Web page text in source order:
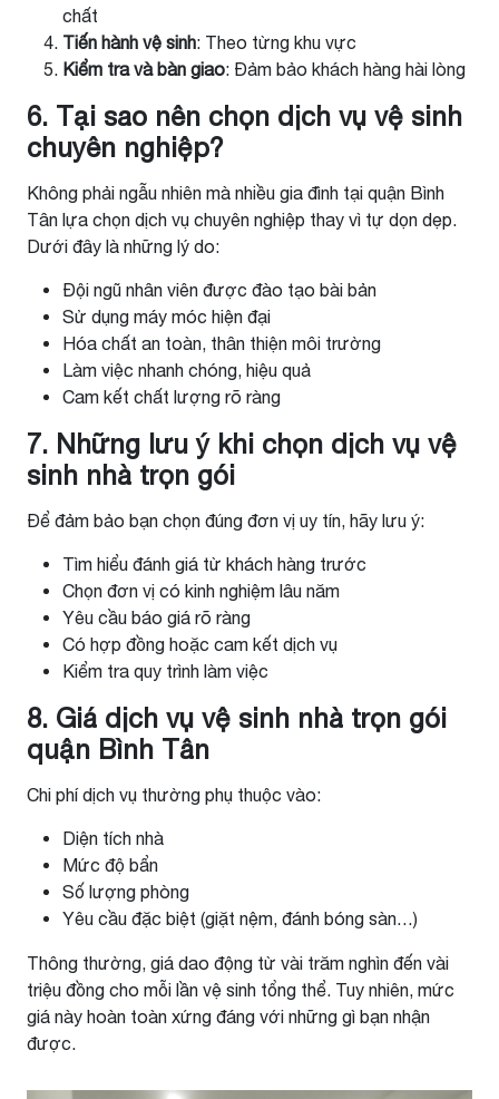
chất
Tiến hành vệ sinh: Theo từng khu vực
Kiểm tra và bàn giao: Đảm bảo khách hàng hài lòng
6. Tại sao nên chọn dịch vụ vệ sinh
chuyên nghiệp?
Không phải ngẫu nhiên mà nhiều gia đình tại quận Bình
Tân lựa chọn dịch vụ chuyên nghiệp thay vì tự dọn dẹp.
Dưới đây là những lý do:
Đội ngũ nhân viên được đào tạo bài bản
Sử dụng máy móc hiện đại
Hóa chất an toàn, thân thiện môi trường
Làm việc nhanh chóng, hiệu quả
Cam kết chất lượng rõ ràng
7. Những lưu ý khi chọn dịch vụ vệ
sinh nhà trọn gói
Để đảm bảo bạn chọn đúng đơn vị uy tín, hãy lưu ý:
Tìm hiểu đánh giá từ khách hàng trước
Chọn đơn vị có kinh nghiệm lâu năm
Yêu cầu báo giá rõ ràng
Có hợp đồng hoặc cam kết dịch vụ
Kiểm tra quy trình làm việc
8. Giá dịch vụ vệ sinh nhà trọn gói
quận Bình Tân
Chi phí dịch vụ thường phụ thuộc vào:
Diện tích nhà
Mức độ bẩn
Số lượng phòng
Yêu cầu đặc biệt (giặt nệm, đánh bóng sàn…)
Thông thường, giá dao động từ vài trăm nghìn đến vài
triệu đồng cho mỗi lần vệ sinh tổng thể. Tuy nhiên, mức
giá này hoàn toàn xứng đáng với những gì bạn nhận
được.